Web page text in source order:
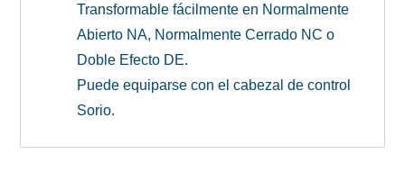
Transformable fácilmente en Normalmente
Abierto NA, Normalmente Cerrado NC o
Doble Efecto DE.
Puede equiparse con el cabezal de control
Sorio.